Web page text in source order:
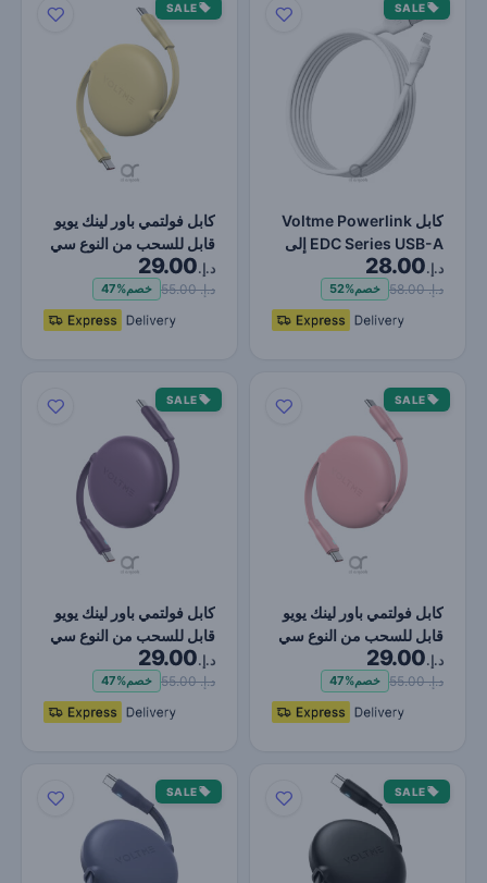
SALE
كابل Voltme Powerlink
EDC Series USB-A إلى
Lightning - شحن سريع…
د.إ.28.00
د.إ. 58.00 خصم52%
SALE
كابل فولتمي باور لينك يويو
قابل للسحب من النوع سي
إلى النوع سي -…
د.إ.29.00
د.إ. 55.00 خصم47%
SALE
كابل فولتمي باور لينك يويو
قابل للسحب من النوع سي
إلى النوع سي -…
د.إ.29.00
د.إ. 55.00 خصم47%
SALE
كابل فولتمي باور لينك يويو
قابل للسحب من النوع سي
إلى النوع سي -…
د.إ.29.00
د.إ. 55.00 خصم47%
SALE
SALE